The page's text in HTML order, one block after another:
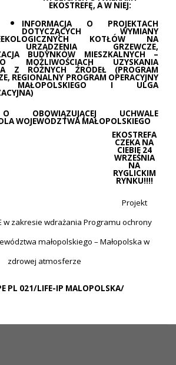
EKOSTREFĘ, A W NIEJ:
INFORMACJA O PROJEKTACH
DOTYCZĄCYCH WYMIANY
KOTŁÓW NA
URZĄDZENIA GRZEWCZE,
BUDYNKÓW MIESZKALNYCH –
MOŻLIWOŚCIACH UZYSKANIA
Z RÓŻNYCH ŹRÓDEŁ (PROGRAM
REGIONALNY PROGRAM OPERACYJNY
MAŁOPOLSKIEGO I ULGA
OBOWIĄZUJĄCEJ UCHWALE
WOJEWÓDZTWA MAŁOPOLSKIEGO
EKOSTREFA
CZEKA NA
CIEBIE 24
WRZEŚNIA
NA
RYGLICKIM
RYNKU!!!!
Projekt
w zakresie wdrażania Programu ochrony
małopolskiego – Małopolska w
zdrowej atmosferze
PL 021/LIFE-IP MALOPOLSKA/